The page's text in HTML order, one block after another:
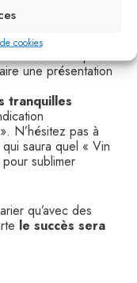
cookies
les produits
cèpes,
la base des
Il ne restera plus à
une présentation
tranquilles
N’hésitez pas à
saura quel « Vin
sublimer
qu’avec des
le succès sera